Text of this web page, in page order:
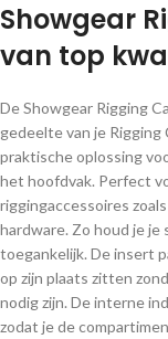
Showgear
van top
De Showgear Rigging
gedeelte van je
praktische oplossing
het hoofdvak. Perfect
riggingaccessoires
hardware. Zo houd je
toegankelijk. De insert
op zijn plaats zitten
nodig zijn. De interne
zodat je de